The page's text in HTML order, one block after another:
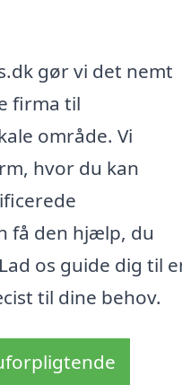
gør vi det nemt
firma til
område. Vi
hvor du kan
få den hjælp, du
os guide dig til
til dine behov.